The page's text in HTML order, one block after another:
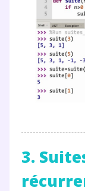
3.
* Votre code
renseignant
données à
la marque
accès au
savoir plus sur
pour exercer
charte
Votre adresse
vous envoyer